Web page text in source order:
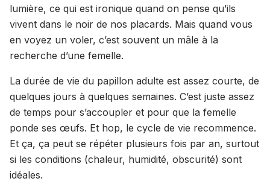
lumière, ce qui est ironique quand on pense qu’ils
vivent dans le noir de nos placards. Mais quand vous
en voyez un voler, c’est souvent un mâle à la
recherche d’une femelle.
La durée de vie du papillon adulte est assez courte, de
quelques jours à quelques semaines. C’est juste assez
de temps pour s’accoupler et pour que la femelle
ponde ses œufs. Et hop, le cycle de vie recommence.
Et ça, ça peut se répéter plusieurs fois par an, surtout
si les conditions (chaleur, humidité, obscurité) sont
idéales.